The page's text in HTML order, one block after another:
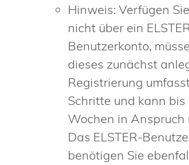
Hinweis: Verfügen
nicht über ein
Benutzerkonto,
dieses zunächst
Registrierung
Schritte und kann bis
Wochen in Anspruch
Das ELSTER-
benötigen Sie